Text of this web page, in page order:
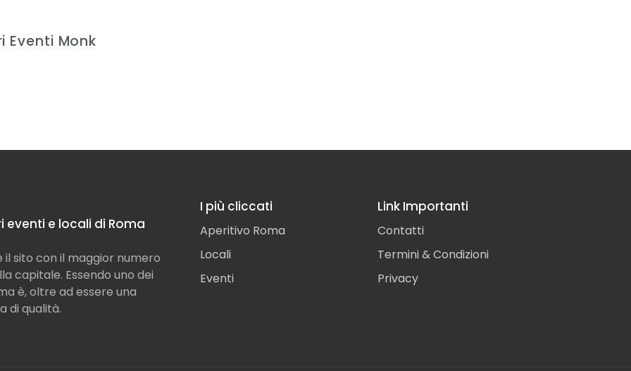
Eventi Monk
eventi e locali di Roma
il sito con il maggior numero
capitale. Essendo uno dei
è, oltre ad essere una
di qualità.
I più cliccati
Aperitivo Roma
Locali
Eventi
Link Importanti
Contatti
Termini & Condizioni
Privacy